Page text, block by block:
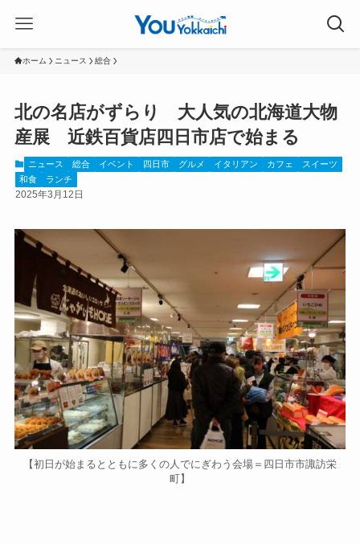
ホーム ニュース 総合
北の名店がずらり 大人気の北海道大物
産展 近鉄百貨店四日市店で始まる
ニュース 総合 イベント 四日市 グルメ イタリアン カフェ
スイーツ
和食
ランチ
2025年3月12日
【初日が始まるとともに多くの人でにぎわう会場＝四日市市諏訪栄
町】